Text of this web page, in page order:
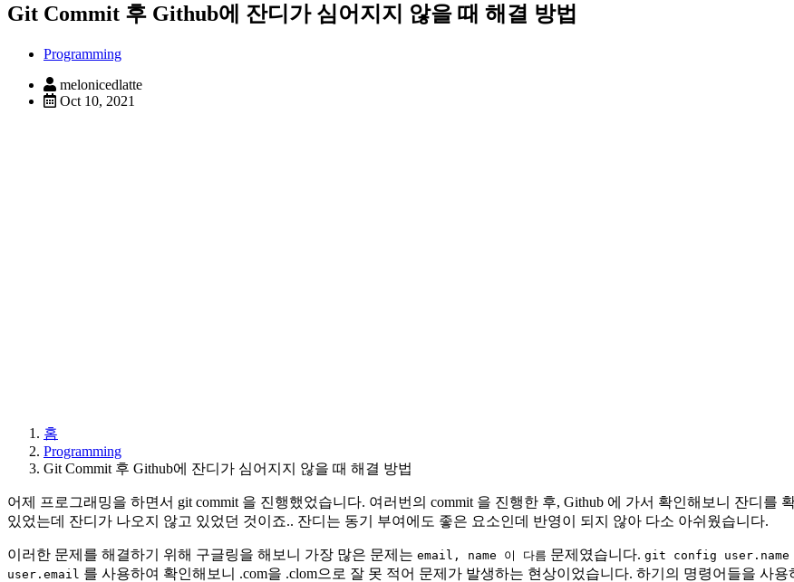
Git Commit 후 Github에 잔디가 심어지지 않을 때 해결 방법
Programming
melonicedlatte
Oct 10, 2021
홈
Programming
Git Commit 후 Github에 잔디가 심어지지 않을 때 해결 방법
어제 프로그래밍을 하면서 git commit 을 진행했었습니다. 여러번의 commit 을 진행한 후, Github 에 가서 확인해보니 잔디를
있었는데 잔디가 나오지 않고 있었던 것이죠.. 잔디는 동기 부여에도 좋은 요소인데 반영이 되지 않아 다소 아쉬웠습니다.
이러한 문제를 해결하기 위해 구글링을 해보니 가장 많은 문제는 email, name 이 다름 문제였습니다. git config user.name
user.email 를 사용하여 확인해보니 .com을 .clom으로 잘 못 적어 문제가 발생하는 현상이었습니다. 하기의 명령어들을 사